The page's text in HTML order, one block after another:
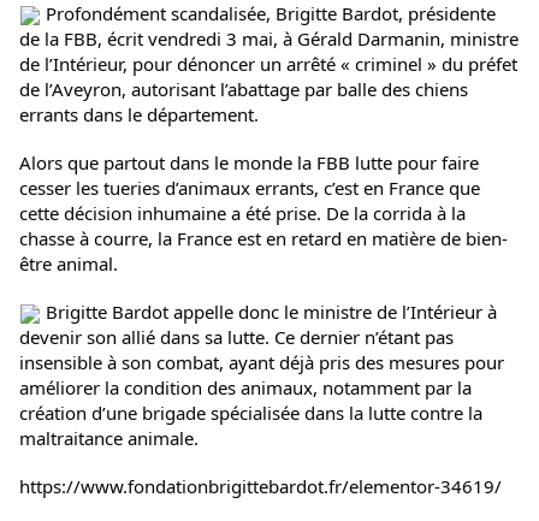
Profondément scandalisée, Brigitte Bardot, présidente
de la FBB, écrit vendredi 3 mai, à Gérald Darmanin, ministre
de l’Intérieur, pour dénoncer un arrêté « criminel » du préfet
de l’Aveyron, autorisant l’abattage par balle des chiens
errants dans le département.
Alors que partout dans le monde la FBB lutte pour faire
cesser les tueries d’animaux errants, c’est en France que
cette décision inhumaine a été prise. De la corrida à la
chasse à courre, la France est en retard en matière de bien-
être animal.
Brigitte Bardot appelle donc le ministre de l’Intérieur à
devenir son allié dans sa lutte. Ce dernier n’étant pas
insensible à son combat, ayant déjà pris des mesures pour
améliorer la condition des animaux, notamment par la
création d’une brigade spécialisée dans la lutte contre la
maltraitance animale.
https://www.fondationbrigittebardot.fr/elementor-34619/